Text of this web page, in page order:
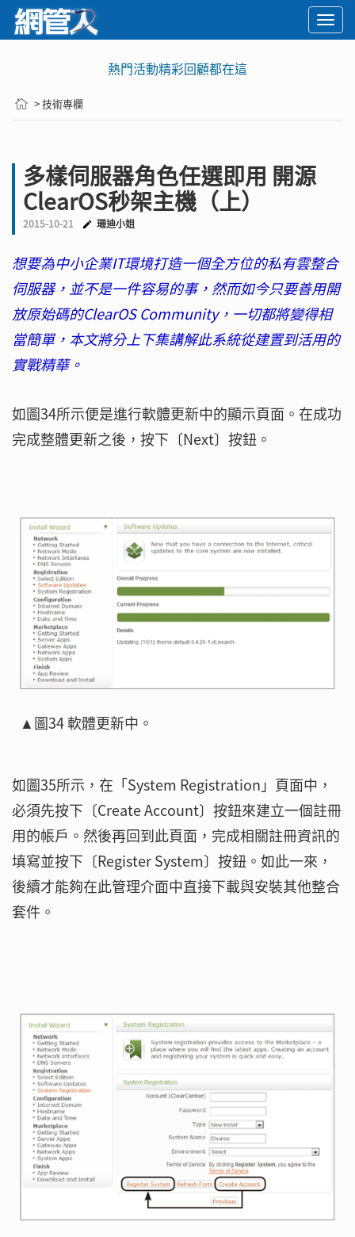
熱門活動精彩回顧都在這
> 技術專欄
多樣伺服器角色任選即用 開源
ClearOS秒架主機（上）
2015-10-21 珊迪小姐
想要為中小企業IT環境打造一個全方位的私有雲整合
伺服器，並不是一件容易的事，然而如今只要善用開
放原始碼的ClearOS Community，一切都將變得相
當簡單，本文將分上下集講解此系統從建置到活用的
實戰精華。
如圖34所示便是進行軟體更新中的顯示頁面。在成功
完成整體更新之後，按下〔Next〕按鈕。
▲圖34 軟體更新中。
如圖35所示，在「System Registration」頁面中，
必須先按下〔Create Account〕按鈕來建立一個註冊
用的帳戶。然後再回到此頁面，完成相關註冊資訊的
填寫並按下〔Register System〕按鈕。如此一來，
後續才能夠在此管理介面中直接下載與安裝其他整合
套件。